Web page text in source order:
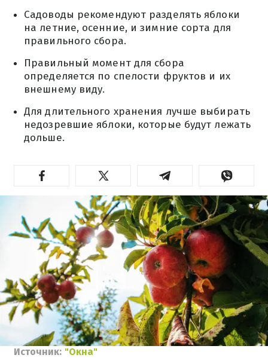
Садоводы рекомендуют разделять яблоки
на летние, осенние, и зимние сорта для
правильного сбора.
Правильный момент для сбора
определяется по спелости фруктов и их
внешнему виду.
Для длительного хранения лучше выбирать
недозревшие яблоки, которые будут лежать
дольше.
Источник: "Окна"